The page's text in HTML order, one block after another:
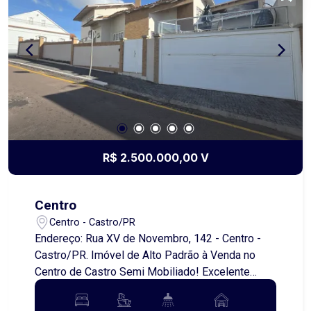
Perfeito para construção de casas, sobrados,
prédio residencial, salas comerciais ou até
mesmo um projeto misto, aproveitando ao
máximo a localização estratégica. Se você
procura um espaço versátil para investir ou
construir, essa é a oportunidade ideal! Marque
sua visita!
R$ 2.500.000,00 V
Centro
Centro - Castro/PR
Endereço: Rua XV de Novembro, 142 - Centro -
Castro/PR. Imóvel de Alto Padrão à Venda no
Centro de Castro Semi Mobiliado! Excelente
oportunidade para quem busca localização
privilegiada, conforto e alto padrão construtivo.